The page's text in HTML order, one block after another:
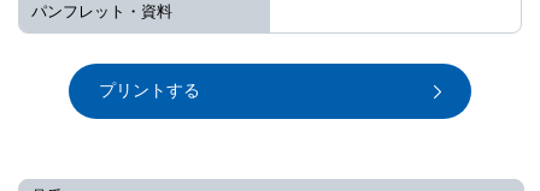
パンフレット・資料
プリントする